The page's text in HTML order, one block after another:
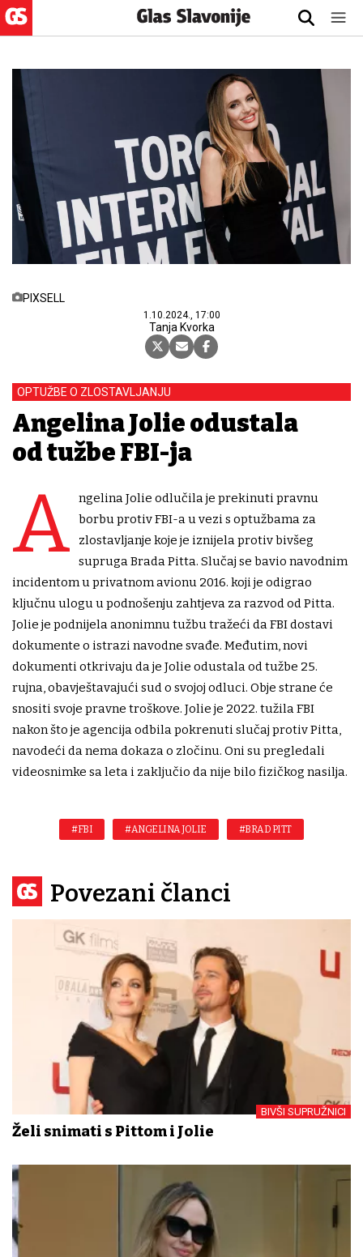
PIXSELL
1.10.2024., 17:00
Tanja Kvorka
OPTUŽBE O ZLOSTAVLJANJU
Angelina Jolie odustala
od tužbe FBI-ja
A
ngelina Jolie odlučila je prekinuti pravnu
borbu protiv FBI-a u vezi s optužbama za
zlostavljanje koje je iznijela protiv bivšeg
supruga Brada Pitta. Slučaj se bavio navodnim
incidentom u privatnom avionu 2016. koji je odigrao
ključnu ulogu u podnošenju zahtjeva za razvod od Pitta.
Jolie je podnijela anonimnu tužbu tražeći da FBI dostavi
dokumente o istrazi navodne svađe. Međutim, novi
dokumenti otkrivaju da je Jolie odustala od tužbe 25.
rujna, obavještavajući sud o svojoj odluci. Obje strane će
snositi svoje pravne troškove. Jolie je 2022. tužila FBI
nakon što je agencija odbila pokrenuti slučaj protiv Pitta,
navodeći da nema dokaza o zločinu. Oni su pregledali
videosnimke sa leta i zaključio da nije bilo fizičkog nasilja.
#FBI #ANGELINA JOLIE #BRAD PITT
Povezani članci
BIVŠI SUPRUŽNICI
Želi snimati s Pittom i Jolie